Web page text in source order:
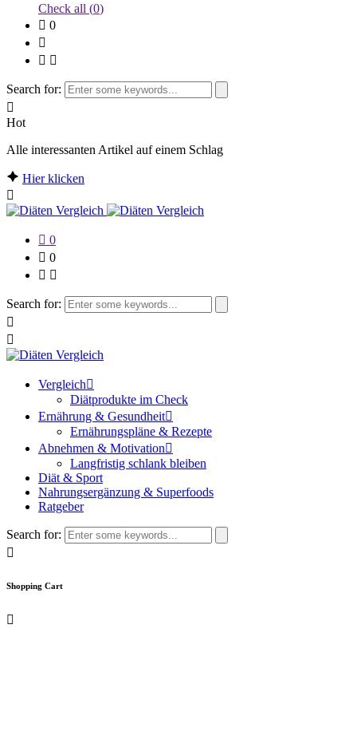
Check all (0)
0
Search for:
Hot
Alle interessanten Artikel auf einem Schlag
Hier klicken
0
0
Search for:
Vergleich
Diätprodukte im Check
Ernährung & Gesundheit
Ernährungspläne & Rezepte
Abnehmen & Motivation
Langfristig schlank bleiben
Diät & Sport
Nahrungsergänzung & Superfoods
Ratgeber
Search for:
Shopping Cart